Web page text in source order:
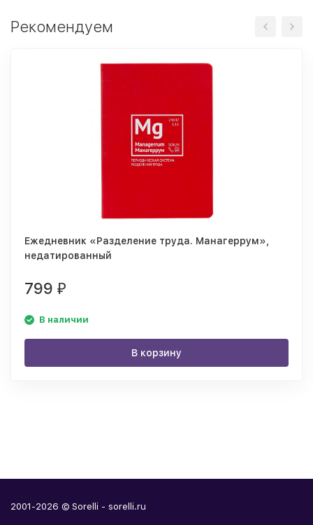
Рекомендуем
Ежедневник «Разделение труда. Манагеррум»,
недатированный
799 ₽
В наличии
В корзину
2001-2026 © Sorelli - sorelli.ru